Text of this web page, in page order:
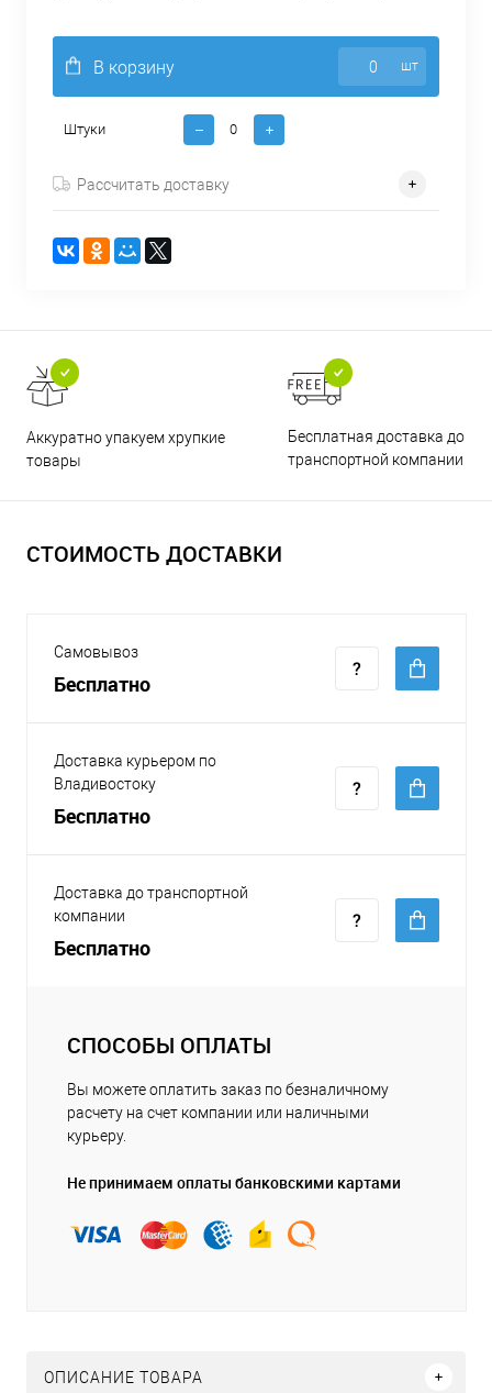
В корзину шт
Штуки
Рассчитать доставку
Аккуратно упакуем хрупкие
товары
Бесплатная доставка до
транспортной компании
СТОИМОСТЬ ДОСТАВКИ
Самовывоз
Бесплатно
Доставка курьером по
Владивостоку
Бесплатно
Доставка до транспортной
компании
Бесплатно
СПОСОБЫ ОПЛАТЫ
Вы можете оплатить заказ по безналичному
расчету на счет компании или наличными
курьеру.
Не принимаем оплаты банковскими картами
ОПИСАНИЕ ТОВАРА